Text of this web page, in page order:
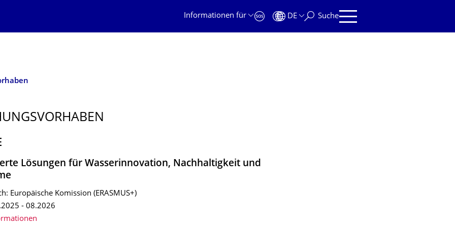
Informationen für
DE Suche
Lösungen für Wasserinnovation, Nachhaltigkeit und
Europäische Komission (ERASMUS+)
- 08.2026